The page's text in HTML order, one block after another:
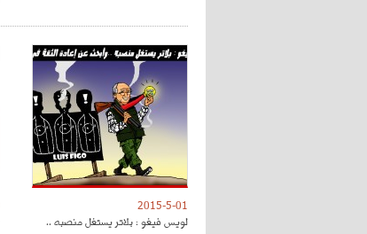
2015-5-01
لويس فيغو : بلاتر يستغل منصبه ..